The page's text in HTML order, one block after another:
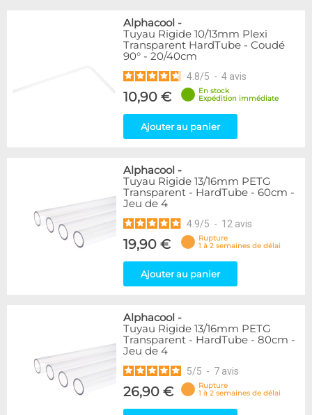
Alphacool -
Tuyau Rigide 10/13mm Plexi
Transparent HardTube - Coudé
90° - 20/40cm
4.8/5 - 4 avis
10,90 €
En stock
Expédition immédiate
Ajouter au panier
Alphacool -
Tuyau Rigide 13/16mm PETG
Transparent - HardTube - 60cm -
Jeu de 4
4.9/5 - 12 avis
19,90 €
Rupture
1 à 2 semaines de délai
Ajouter au panier
Alphacool -
Tuyau Rigide 13/16mm PETG
Transparent - HardTube - 80cm -
Jeu de 4
5/5 - 7 avis
26,90 €
Rupture
1 à 2 semaines de délai